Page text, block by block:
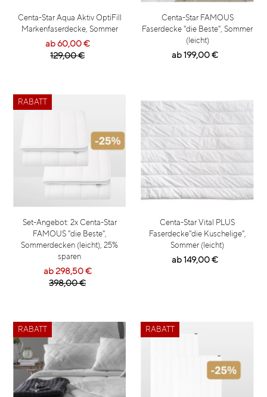
Centa-Star Aqua Aktiv OptiFill
Markenfaserdecke, Sommer
ab 60,00 €
129,00 €
Centa-Star FAMOUS
Faserdecke "die Beste", Sommer
(leicht)
ab 199,00 €
RABATT
Set-Angebot: 2x Centa-Star
FAMOUS "die Beste",
Sommerdecken (leicht), 25%
sparen
ab 298,50 €
398,00 €
Centa-Star Vital PLUS
Faserdecke"die Kuschelige",
Sommer (leicht)
ab 149,00 €
RABATT RABATT